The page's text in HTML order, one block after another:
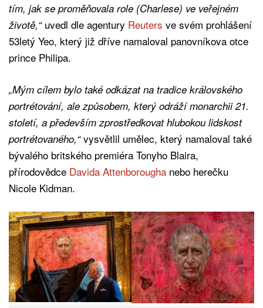
tím, jak se proměňovala role (Charlese) ve veřejném
životě,“uvedl dle agentury Reuters ve svém prohlášení
53letý Yeo, který již dříve namaloval panovníkova otce
prince Philipa.
„Mým cílem bylo také odkázat na tradice královského
portrétování, ale způsobem, který odráží monarchii 21.
století, a především zprostředkovat hlubokou lidskost
portrétovaného,“vysvětlil umělec, který namaloval také
bývalého britského premiéra Tonyho Blaira,
přírodovědce Davida Attenborougha nebo herečku
Nicole Kidman.